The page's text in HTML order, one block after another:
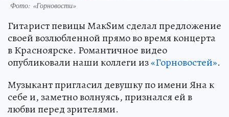
Фото: «Горновости»
Гитарист певицы МакSим сделал предложение
своей возлюбленной прямо во время концерта
в Красноярске. Романтичное видео
опубликовали наши коллеги из«Горновостей».
Музыкант пригласил девушку по имени Яна к
себе и, заметно волнуясь, признался ей в
любви перед зрителями.